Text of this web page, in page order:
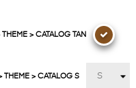
> CATALOG TAN
THEME > CATALOG S